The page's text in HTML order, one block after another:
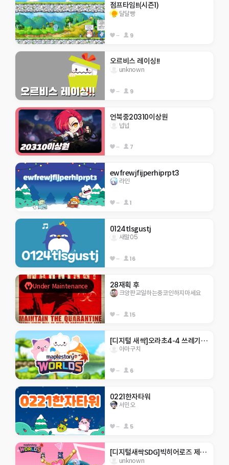
점프타임!!(시즌1)
달달빵
-- 9
오르비스 레이싱!!
unknown
-- 9
언북중20310이상원
넙넙
-- 7
ewfrewjfijperhiprpt3
라인
-- 1
0124tlsgustj
새말05
-- 16
Under Maintenance 28재획 후
크앙판교일하는중코인하지마세요
-- 15
[디지털 새싹]오라초4-4 쓰레기를줍쟈!!!!!!
아마구치
-- 6
0221한자타워
서민오
-- 5
[디지털새싹SDG]빅히어로즈 제주한라대 가종식 코인모으기
unknown